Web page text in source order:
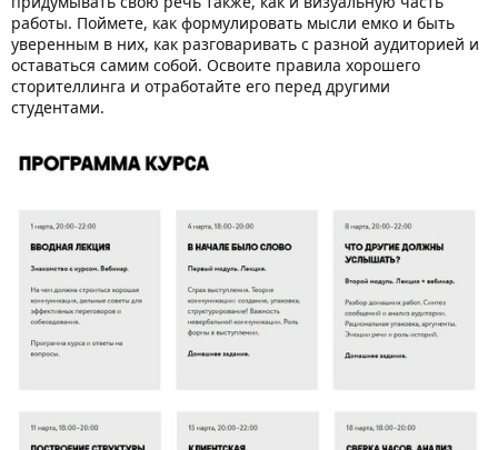
работы. Поймете, как формулировать мысли емко и быть
уверенным в них, как разговаривать с разной аудиторией и
оставаться самим собой. Освоите правила хорошего
сторителлинга и отработайте его перед другими
студентами.